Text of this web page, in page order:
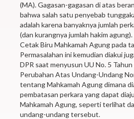
(MA). Gagasan-gagasan di atas
bahwa salah satu penyebab
adalah karena banyaknya jumlah
(dan kurangnya jumlah hakim
Cetak Biru Mahkamah Agung pada
Permasalahan ini kemudian diakui
DPR saat menyusun UU No. 5
Perubahan Atas Undang-Undang
tentang Mahkamah Agung dimana
pembatasan perkara yang dapat
Mahkamah Agung, seperti terlihat
undang-undang tersebut.